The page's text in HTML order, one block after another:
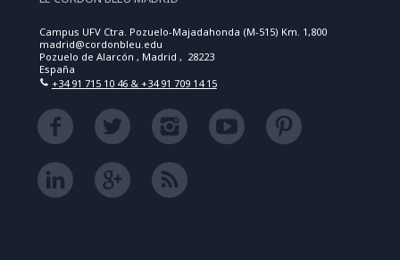
Campus UFV Ctra. Pozuelo-Majadahonda (M-515) Km. 1,800
madrid@cordonbleu.edu
Pozuelo de Alarcón , Madrid , 28223
España
+34 91 715 10 46 & +34 91 709 14 15